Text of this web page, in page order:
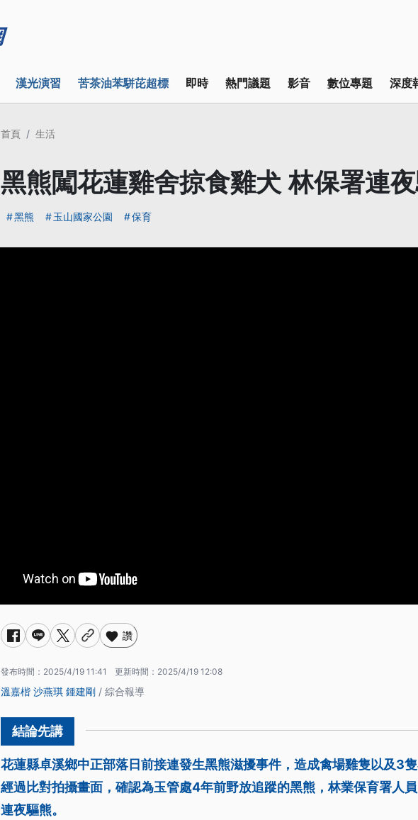
漢光演習 苦茶油苯駢芘超標 即時 熱門議題 影音 數位專題 深度
首頁 生活
黑熊闖花蓮雞舍掠食雞犬 林保署連
黑熊 玉山國家公園 保育
讚
發布時間： 2025/4/19 11:41 更新時間： 2025/4/19 12:08
溫嘉楷 沙燕琪 鍾建剛 / 綜合報導
花蓮縣卓溪鄉中正部落日前接連發生黑熊滋擾事件，造成禽場雞隻以及3
經過比對拍攝畫面，確認為玉管處4年前野放追蹤的黑熊，林業保育署人
連夜驅熊。